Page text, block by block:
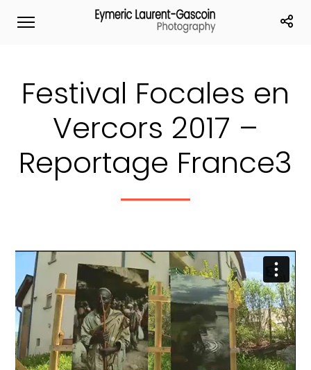
Festival Focales en
Vercors 2017 –
Reportage France3